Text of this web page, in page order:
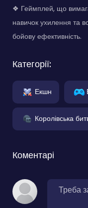
❖ Геймплей, що
навичок ухилення та
бойову ефективність.
Категорії:
Екшн
Королівська
Коментарі
Треба